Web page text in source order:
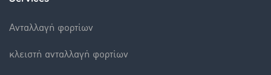
Aνταλλαγή φορτίων
κλειστή ανταλλαγή φορτίων